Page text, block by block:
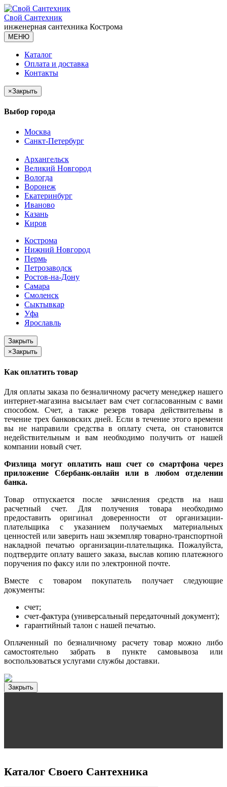
Свой Сантехник
инженерная сантехника Кострома
МЕНЮ
Каталог
Оплата и доставка
Контакты
×Закрыть
Выбор города
Москва
Санкт-Петербург
Архангельск
Великий Новгород
Вологда
Воронеж
Екатеринбург
Иваново
Казань
Киров
Кострома
Нижний Новгород
Пермь
Петрозаводск
Ростов-на-Дону
Самара
Смоленск
Сыктывкар
Уфа
Ярославль
Закрыть
×Закрыть
Как оплатить товар
Для оплаты заказа по безналичному расчету менеджер нашего
интернет-магазина высылает вам счет согласованным с вами
способом. Счет, а также резерв товара действительны в
течение трех банковских дней. Если в течение этого времени
вы не направили средства в оплату счета, он становится
недействительным и вам необходимо получить от нашей
компании новый счет.
Физлица могут оплатить наш счет со смартфона через
приложение Сбербанк-онлайн или в любом отделении
банка.
Товар отпускается после зачисления средств на наш
расчетный счет. Для получения товара необходимо
предоставить оригинал доверенности от организации-
плательщика с указанием получаемых материальных
ценностей или заверить наш экземпляр товарно-транспортной
накладной печатью организации-плательщика. Пожалуйста,
подтвердите оплату вашего заказа, выслав копию платежного
поручения по факсу или по электронной почте.
Вместе с товаром покупатель получает следующие
документы:
счет;
счет-фактура (универсальный передаточный документ);
гарантийный талон с нашей печатью.
Оплаченный по безналичному расчету товар можно либо
самостоятельно забрать в пункте самовывоза или
воспользоваться услугами службы доставки.
Закрыть
Каталог Своего Сантехника